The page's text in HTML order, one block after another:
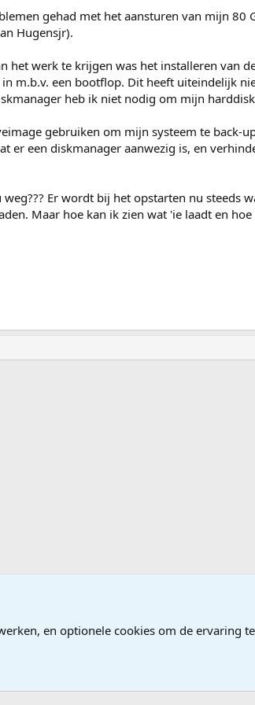
gehad met het aansturen van mijn 80
Hugensjr).
het werk te krijgen was het installeren van
m.b.v. een bootflop. Dit heeft uiteindelijk
heb ik niet nodig om mijn
gebruiken om mijn systeem te back-
er een diskmanager aanwezig is, en
Er wordt bij het opstarten nu steeds
Maar hoe kan ik zien wat 'ie laadt en
en optionele cookies om de ervaring